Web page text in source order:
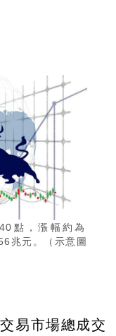
點，漲幅約為
兆元。（示意圖
易市場總成交